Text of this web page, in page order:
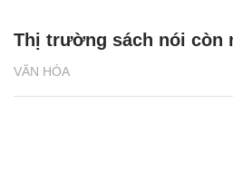
VĂN HÓA
Thị trường sách nói còn